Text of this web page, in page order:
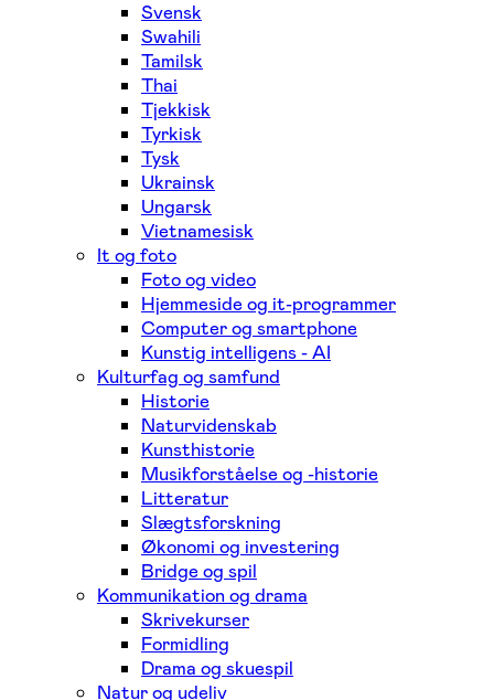
Svensk
Swahili
Tamilsk
Thai
Tjekkisk
Tyrkisk
Tysk
Ukrainsk
Ungarsk
Vietnamesisk
It og foto
Foto og video
Hjemmeside og it-programmer
Computer og smartphone
Kunstig intelligens - AI
Kulturfag og samfund
Historie
Naturvidenskab
Kunsthistorie
Musikforståelse og -historie
Litteratur
Slægtsforskning
Økonomi og investering
Bridge og spil
Kommunikation og drama
Skrivekurser
Formidling
Drama og skuespil
Natur og udeliv